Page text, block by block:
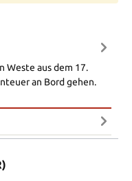
Weste aus dem 17.
an Bord gehen.